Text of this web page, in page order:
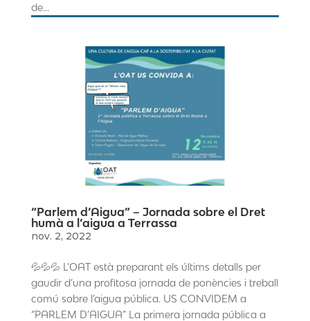
de...
“Parlem d’Aigua” – Jornada sobre el Dret
humà a l’aigua a Terrassa
nov. 2, 2022
💦💦💦 L’OAT està preparant els últims detalls per
gaudir d’una profitosa jornada de ponències i treball
comú sobre l’aigua pública. US CONVIDEM a
“PARLEM D’AIGUA” La primera jornada pública a